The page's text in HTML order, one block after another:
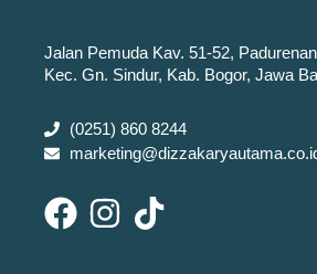
Jalan Pemuda Kav. 51-52,
Kec. Gn. Sindur, Kab. Bogor, Jawa
(0251) 860 8244